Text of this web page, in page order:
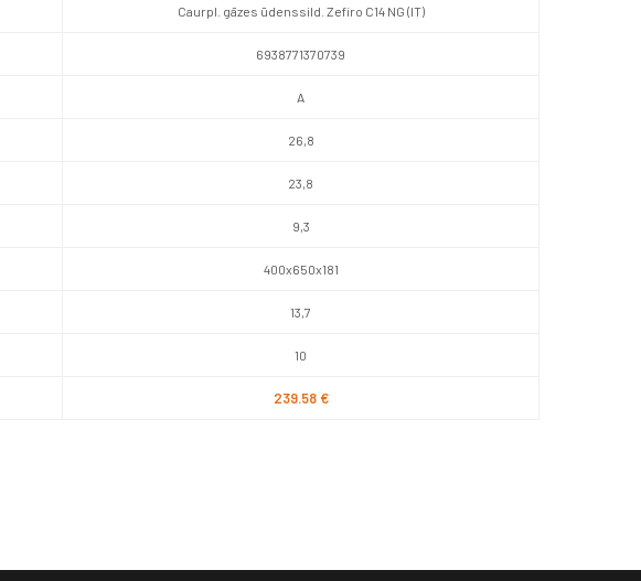
Caurpl. gāzes ūdenssild. Zefiro C14 NG (IT)
6938771370739
A
26,8
23,8
9,3
400x650x181
13,7
10
239.58 €